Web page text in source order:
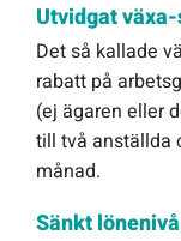
Utvidgat
Det så kallade
rabatt på
(ej ägaren eller
till två anställda
månad.
Sänkt